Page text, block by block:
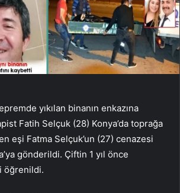
yıkılan binanın enkazına
Fatih Selçuk (28) Konya’da toprağa
eşi Fatma Selçuk’un (27) cenazesi
gönderildi. Çiftin 1 yıl önce
öğrenildi.